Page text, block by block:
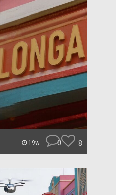
19w 0 8